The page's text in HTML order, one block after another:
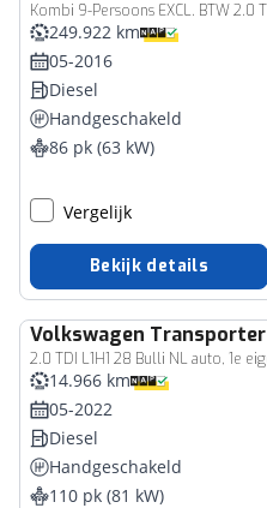
249.922 km
05-2016
Diesel
Handgeschakeld
86 pk (63 kW)
Vergelijk
Bekijk details
Volkswagen Transporter
Bedrijfswagen
14.966 km
05-2022
Diesel
Handgeschakeld
110 pk (81 kW)